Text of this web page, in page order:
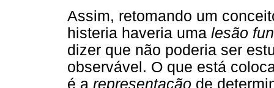
Assim, retomando um
histeria haveria uma lesão
dizer que não poderia ser
observável. O que está
é a representação de